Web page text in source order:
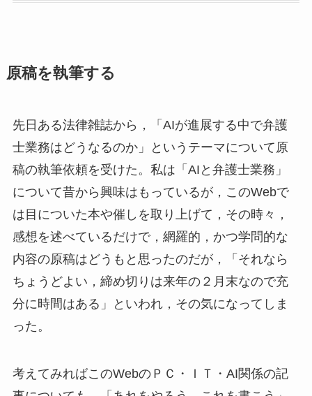
原稿を執筆する
先日ある法律雑誌から，「AIが進展する中で弁護
士業務はどうなるのか」というテーマについて原
稿の執筆依頼を受けた。私は「AIと弁護士業務」
について昔から興味はもっているが，このWebで
は目についた本や催しを取り上げて，その時々，
感想を述べているだけで，網羅的，かつ学問的な
内容の原稿はどうもと思ったのだが，「それなら
ちょうどよい，締め切りは来年の２月末なので充
分に時間はある」といわれ，その気になってしま
った。
考えてみればこのWebのＰＣ・ＩＴ・AI関係の記